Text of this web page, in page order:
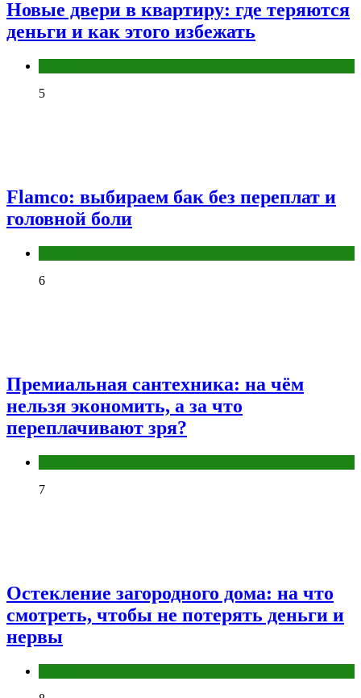
Новые двери в квартиру: где теряются
деньги и как этого избежать
5
Flamco: выбираем бак без переплат и
головной боли
6
Премиальная сантехника: на чём
нельзя экономить, а за что
переплачивают зря?
7
Остекление загородного дома: на что
смотреть, чтобы не потерять деньги и
нервы